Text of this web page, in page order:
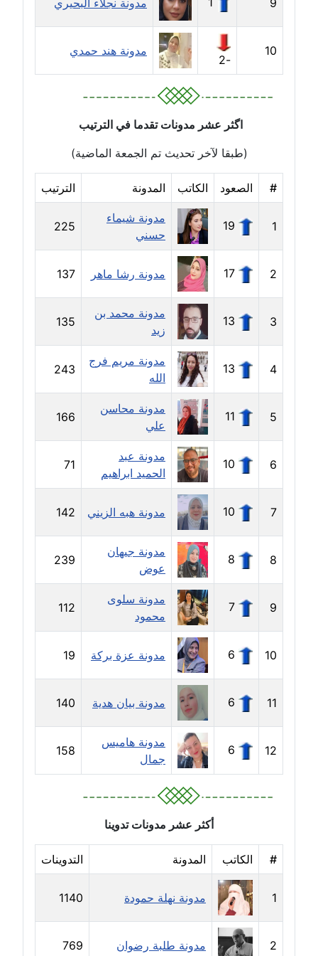
مدونة حجازي يونس
مدونة حسن رجب
مدونة حسن غريب
معلق
مدونة حسن محي الدين
مدونة حسين العلي
عاملة
مدونة حسين درمشاكي
مدونة حنان الهواري
عاملة
مدونة حنان صلاح الدين
عاملة
مدونة حنان طنطاوي
عاملة
مدونة حنين الفلسطينية
متوفي
مدونة خالد الخطيب
عاملة
مدونة خالد العامري
مدونة خالد دومه
عاملة
مدونة خالد عويس
عاملة
مدونة خالد منير
عاملة
9 مدونة نجلاء البحيري
10
-2
مدونة هند حمدي
اگثر عشر مدونات تقدما في الترتيب
(طبقا لآخر تحديث تم الجمعة الماضية)
# الصعود الكاتب المدونة الترتيب
1
19
مدونة شيماء
حسني
225
2
17 مدونة رشا ماهر 137
3
13
مدونة محمد بن
زيد
135
4
13
مدونة مريم فرج
الله
243
5
11
مدونة محاسن
علي
166
6
10
مدونة عبد
الحميد ابراهيم
71
7
10 مدونة هبه الزيني 142
8
8
مدونة جيهان
عوض
239
9
7
مدونة سلوى
محمود
112
10
6 مدونة عزة بركة 19
11
6 مدونة بيان هدية 140
12
6
مدونة هاميس
جمال
158
أكثر عشر مدونات تدوينا
# الكاتب المدونة التدوينات
1 مدونة نهلة حمودة 1140
2 مدونة طلبة رضوان 769